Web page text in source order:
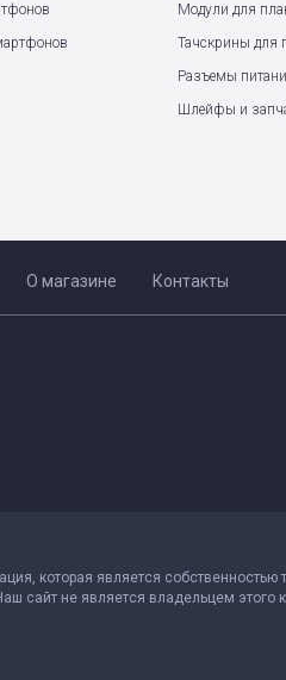
Модули для
Тачскрины для
Разъемы
Шлейфы и
О магазине Контакты
которая является собственностью
сайт не является владельцем этого